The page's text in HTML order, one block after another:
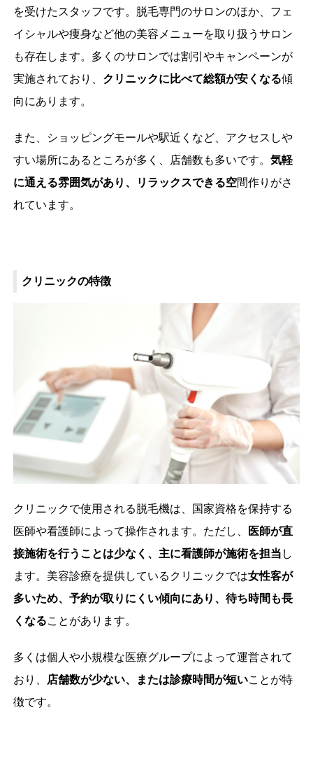
を受けたスタッフです。脱毛専門のサロンのほか、フェ
イシャルや痩身など他の美容メニューを取り扱うサロン
も存在します。多くのサロンでは割引やキャンペーンが
実施されており、 クリニックに比べて総額が安くなる傾
向にあります。
また、ショッピングモールや駅近くなど、アクセスしや
すい場所にあるところが多く、店舗数も多いです。気軽
に通える雰囲気があり、リラックスできる空間作りがさ
れています。
クリニックの特徴
クリニックで使用される脱毛機は、国家資格を保持する
医師や看護師によって操作されます。ただし、
医師が直
接施術を行うことは少なく、主に看護師が施術を担当 し
ます。美容診療を提供しているクリニックでは女性客が
多いため、予約が取りにくい傾向にあり、待ち時間も長
くなることがあります。
多くは個人や小規模な医療グループによって運営されて
おり、
店舗数が少ない、または診療時間が短いことが特
徴です。